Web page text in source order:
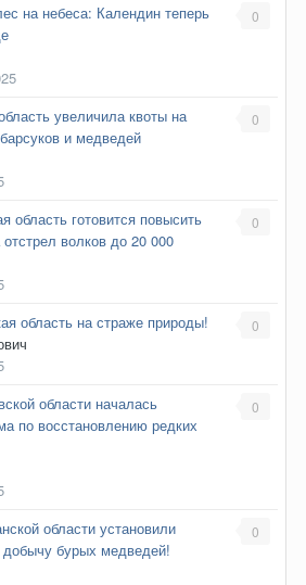
0
на небеса: Календин теперь
0
увеличила квоты на
и медведей
0
область готовится повысить
отстрел волков до 20 000
0
область на страже природы!
0
области началась
по восстановлению редких
0
области установили
добычу бурых медведей!